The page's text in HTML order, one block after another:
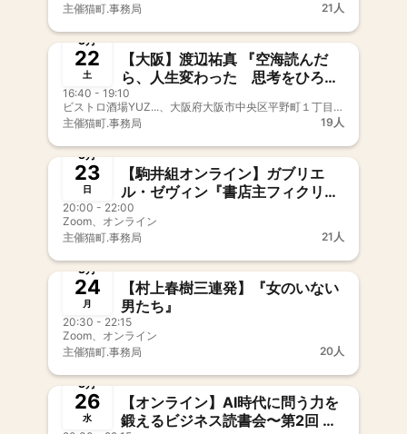
主催猫町.事務局 21人
募集中
8月
22
土
【大阪】渡辺祐真 『空海読んだ
ら、人生変わった 思考をひろげ
る仏教入門』
16:40 - 19:10
ビストロ酒場YUZ...、大阪府大阪市中央区平野町１丁目３−２ イドコロビル 1階
主催猫町.事務局 19人
募集中
8月
23
日
【駒井組オンライン】ガブリエ
ル・ゼヴィン『書店主フィクリー
のものがたり』
20:00 - 22:00
Zoom、オンライン
主催猫町.事務局 21人
募集中
8月
24
月
【村上春樹三連発】『女のいない
男たち』
20:30 - 22:15
Zoom、オンライン
主催猫町.事務局 20人
募集中
8月
26
水
【オンライン】AI時代に問う力を
鍛えるビジネス読書会〜第2回